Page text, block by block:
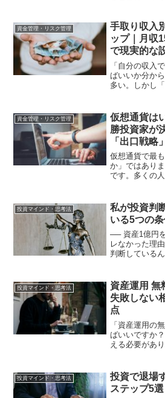
マンショック
ョック・その
資金管理・リスク管理
手取り収入
ップ｜月収
で現実的な
「自分の収入
ばいいか分か
多い。しかし
取れる設計が
緊急資金の目
資金管理・リスク管理
仮想通貨は
勝投資家が
「出口戦略」
仮想通貨で最
か」ではあり
です。多くの
ると売れない
ニック売りこ
投資マインド・思考法
私が投資判
いる5つの
── 資産1億円
レなかった理
判断している
予想もしない
を見て投資し
投資マインド・思考法
資産運用 無
失敗しない
点
「資産運用の
ばいいですか
える必要があ
に・何かしら
益を得る仕組
投資マインド・思考法
投資で退場
ステップ5選